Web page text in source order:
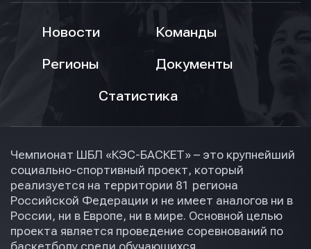
Новости
Команды
Регионы
Документы
Статистика
Чемпионат ШБЛ «КЭС-БАСКЕТ» – это крупнейший
социально-спортивный проект, который
реализуется на территории 81 региона
Российской Федерации и не имеет аналогов ни в
России, ни в Европе, ни в мире. Основной целью
проекта является проведение соревнований по
баскетболу среди обучающихся